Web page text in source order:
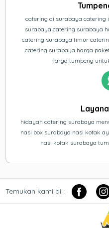
catering di surabaya catering
surabaya catering surabaya
catering surabaya timur
catering surabaya harga
harga tumpeng
hidayah catering surabaya
nasi box surabaya nasi kotak
nasi kotak surabaya
Temukan kami di :